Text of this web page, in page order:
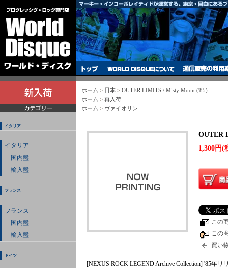
イタリア
イタリア
国内盤
輸入盤
フランス
フランス
国内盤
輸入盤
ドイツ
ホーム > 日本 > OUTER LIMITS / Misty Moon ('85)
ホーム > 再入荷
ホーム > ヴァイオリン
OUTER
1,300円(
この
この
買い
[NEXUS ROCK LEGEND Archive Collection] '85年リ